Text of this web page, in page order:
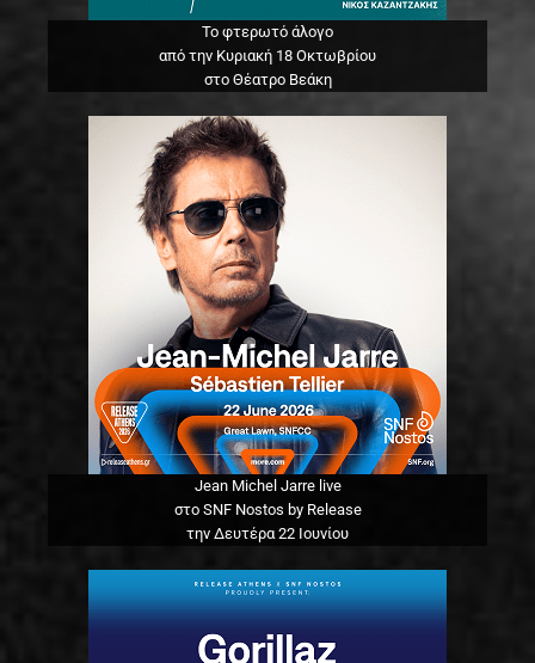
Το φτερωτό άλογο
από την Κυριακή 18 Οκτωβρίου
στο Θέατρο Βεάκη
Jean Michel Jarre live
στο SNF Nostos by Release
την Δευτέρα 22 Ιουνίου